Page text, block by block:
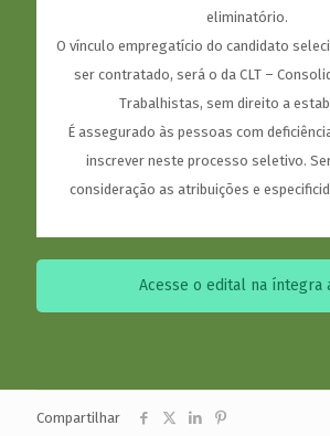
eliminatório.
O vínculo empregatício do candidato
ser contratado, será o da CLT –
Trabalhistas, sem direito a
É assegurado às pessoas com
inscrever neste processo seletivo.
consideração as atribuições e
Acesse o edital na íntegra
Compartilhar